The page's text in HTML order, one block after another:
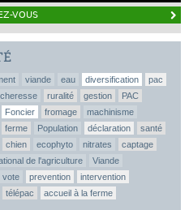
VOUS
viande eau diversification
pac
ruralité gestion
PAC
Foncier fromage
machinisme
ferme Population déclaration
santé
chien ecophyto nitrates
captage
de l'agriculture
Viande
vote prevention
intervention
télépac accueil à la ferme